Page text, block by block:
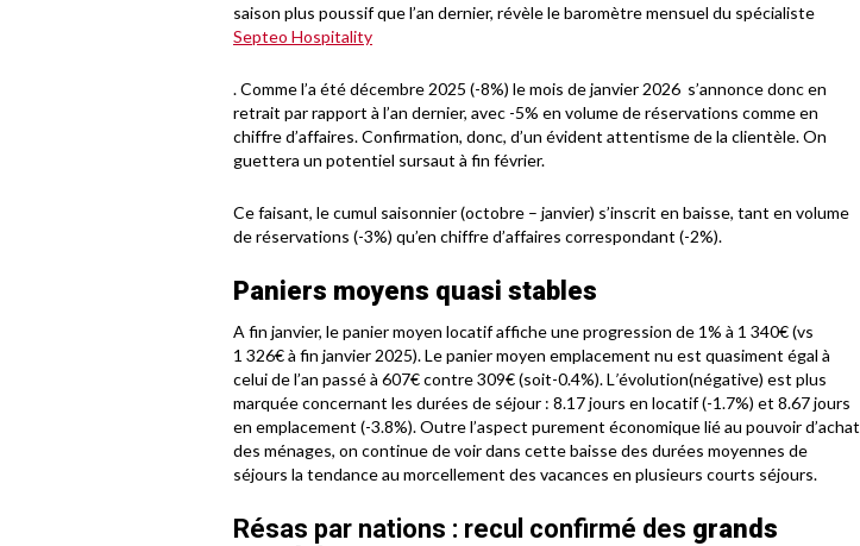
saison plus poussif que l’an dernier, révèle le baromètre mensuel du spécialiste
Septeo Hospitality
. Comme l’a été décembre 2025 (-8%) le mois de janvier 2026 s’annonce donc en
retrait par rapport à l’an dernier, avec -5% en volume de réservations comme en
chiffre d’affaires. Confirmation, donc, d’un évident attentisme de la clientèle. On
guettera un potentiel sursaut à fin février.
Ce faisant, le cumul saisonnier (octobre – janvier) s’inscrit en baisse, tant en volume
de réservations (-3%) qu’en chiffre d’affaires correspondant (-2%).
Paniers moyens quasi stables
A fin janvier, le panier moyen locatif affiche une progression de 1% à 1 340€ (vs
1 326€ à fin janvier 2025). Le panier moyen emplacement nu est quasiment égal à
celui de l’an passé à 607€ contre 309€ (soit-0.4%). L’évolution(négative) est plus
marquée concernant les durées de séjour : 8.17 jours en locatif (-1.7%) et 8.67 jours
en emplacement (-3.8%). Outre l’aspect purement économique lié au pouvoir d’achat
des ménages, on continue de voir dans cette baisse des durées moyennes de
séjours la tendance au morcellement des vacances en plusieurs courts séjours.
Résas par nations : recul confirmé des grands